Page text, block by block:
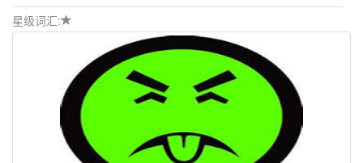
星级词汇: